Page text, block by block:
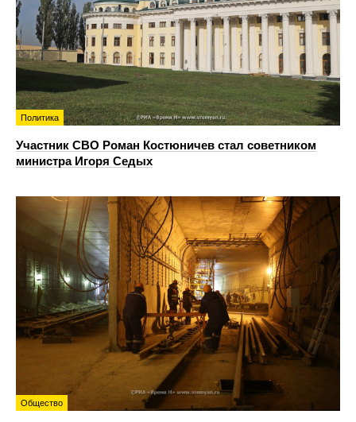
Политика
Участник СВО Роман Костюничев стал советником
министра Игоря Седых
Общество